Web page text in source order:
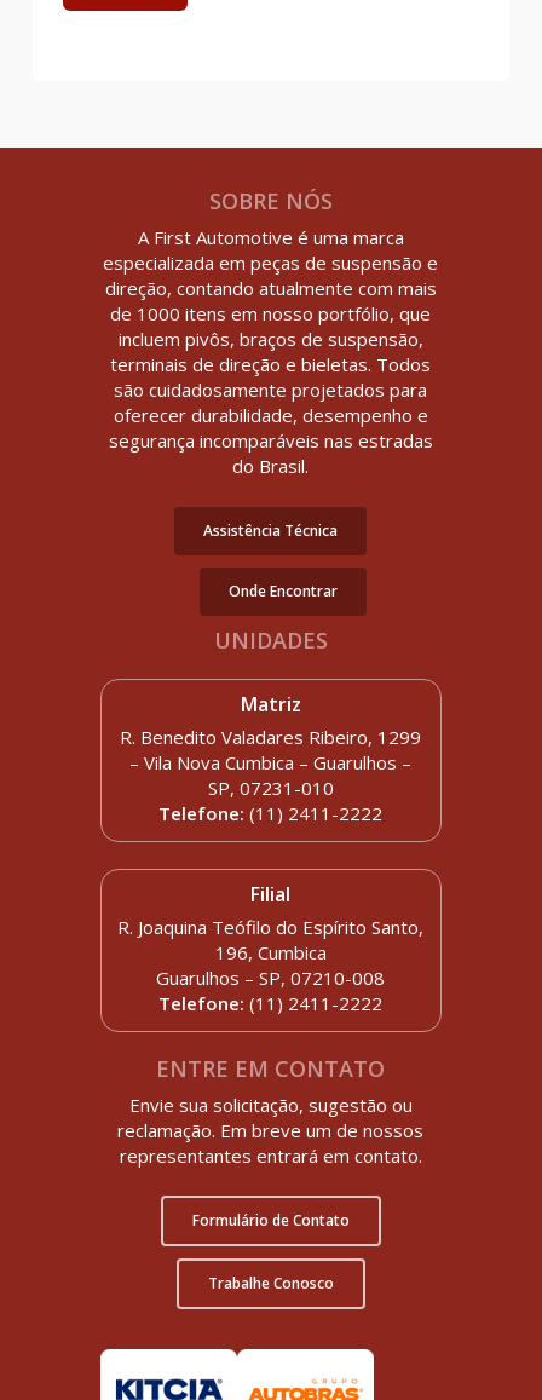
SOBRE NÓS
A First Automotive é uma marca
especializada em peças de suspensão e
direção, contando atualmente com mais
de 1000 itens em nosso portfólio, que
incluem pivôs, braços de suspensão,
terminais de direção e bieletas. Todos
são cuidadosamente projetados para
oferecer durabilidade, desempenho e
segurança incomparáveis nas estradas
do Brasil.
Assistência Técnica
Onde Encontrar
UNIDADES
Matriz
R. Benedito Valadares Ribeiro, 1299
– Vila Nova Cumbica – Guarulhos –
SP, 07231-010
Telefone:(11) 2411-2222
Filial
R. Joaquina Teófilo do Espírito Santo,
196, Cumbica
Guarulhos – SP, 07210-008
Telefone: (11) 2411-2222
ENTRE EM CONTATO
Envie sua solicitação, sugestão ou
reclamação. Em breve um de nossos
representantes entrará em contato.
Formulário de Contato
Trabalhe Conosco